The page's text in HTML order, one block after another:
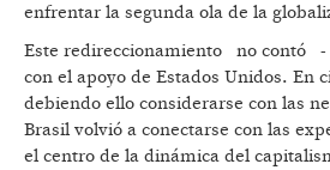
enfrentar la segunda ola de la
Este redireccionamiento no contó -
con el apoyo de Estados Unidos. En
debiendo ello considerarse con las
Brasil volvió a conectarse con las
el centro de la dinámica del